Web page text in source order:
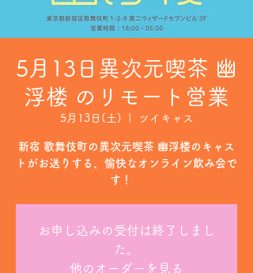
5月13日異次元喫茶 幽
浮楼 のリモート営業
5月13日(土) ツイキャス
新宿 歌舞伎町の異次元喫茶 幽浮楼のキャス
トがお送りする、愉快なオンライン飲み会で
す！
お申し込みの受付は終了しまし
た。
他のオーダーを見る